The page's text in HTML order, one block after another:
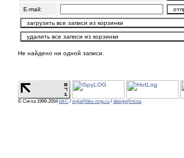
E-mail:
Не найдено ни одной записи.
© Сигла 1999-2004 БКС / sigla@bks-mgu.ru / design@misa.